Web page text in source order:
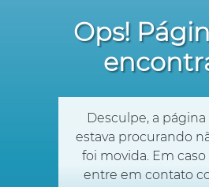
Ops!
Desculpe, a
estava procurando
foi movida. Em
entre em contato